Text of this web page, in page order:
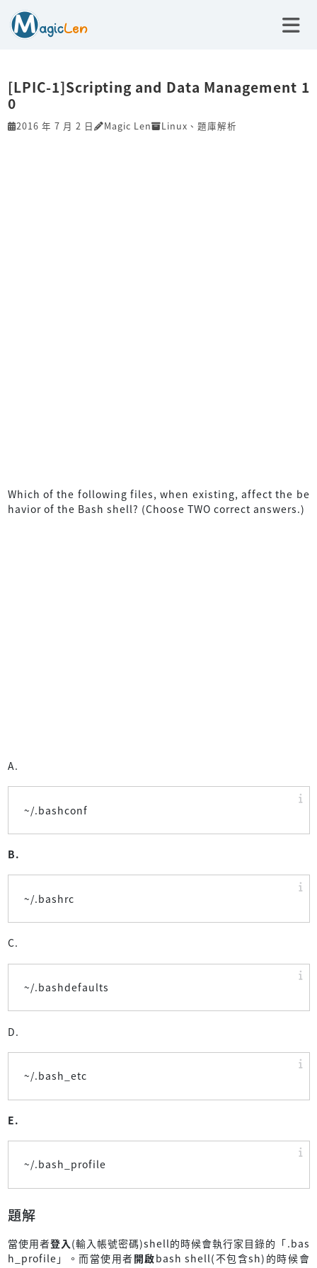
[LPIC-1]Scripting and Data Management 1
0
2016 年 7 月 2 日 Magic Len Linux 、 題庫解析
Which of the following files, when existing, affect the be
havior of the Bash shell? (Choose TWO correct answers.)
A.
~/.bashconf
B.
~/.bashrc
C.
~/.bashdefaults
D.
~/.bash_etc
E.
~/.bash_profile
題解
當使用者登入(輸入帳號密碼)shell的時候會執行家目錄的「.bas
h_profile」。而當使用者開啟bash shell(不包含sh)的時候會